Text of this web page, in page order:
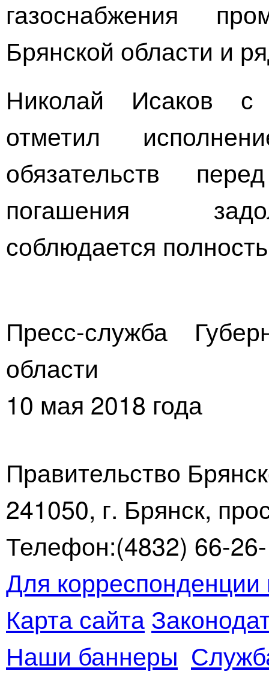
газоснабжения
Брянской области и
Николай Исаков с
отметил
обязательств
погашения
соблюдается
Пресс-служба
области
10 мая 2018 года
Правительство
241050, г. Брянск,
Телефон:(4832) 66-
Для
Карта сайта
Наши баннеры